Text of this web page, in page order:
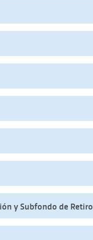
y Subfondo de Retiro